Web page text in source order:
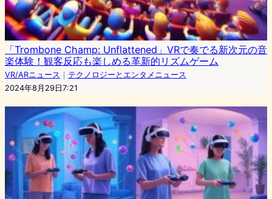
「Trombone Champ: Unflattened」VRで奏でる新次元の音
楽体験！観客反応も楽しめる革新的リズムゲーム
VR/ARニュース ｜ テクノロジーとエンタメニュース
2024年8月29日7:21